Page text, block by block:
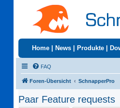
Home News Produkte
FAQ
Foren-Übersicht SchnapperPro
Paar Feature requests